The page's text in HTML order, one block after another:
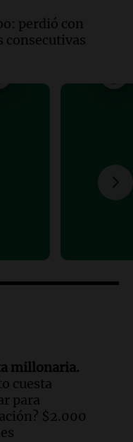
un trasplante
perdió con
consecutivas
millonaria.
cuesta
para
$2.000